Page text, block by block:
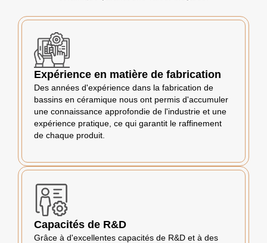
Expérience en matière de fabrication
Des années d'expérience dans la fabrication de
bassins en céramique nous ont permis d'accumuler
une connaissance approfondie de l'industrie et une
expérience pratique, ce qui garantit le raffinement
de chaque produit.
Capacités de R&D
Grâce à d'excellentes capacités de R&D et à des